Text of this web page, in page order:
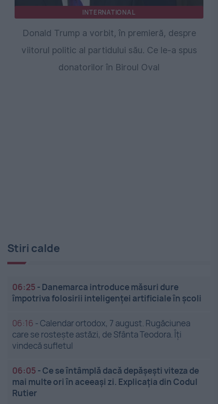
INTERNATIONAL
Donald Trump a vorbit, în premieră, despre
viitorul politic al partidului său. Ce le-a spus
donatorilor în Biroul Oval
Stiri calde
06:25 - Danemarca introduce măsuri dure
împotriva folosirii inteligenței artificiale în școli
06:16 -Calendar ortodox, 7 august. Rugăciunea
care se rostește astăzi, de Sfânta Teodora. Îți
vindecă sufletul
06:05 -Ce se întâmplă dacă depășești viteza de
mai multe ori în aceeași zi. Explicația din Codul
Rutier